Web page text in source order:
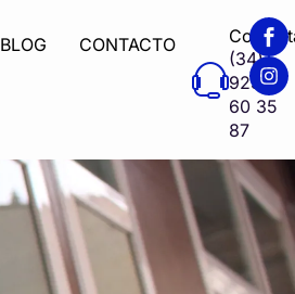
BLOG CONTACTO
(34)
923
60 35
87